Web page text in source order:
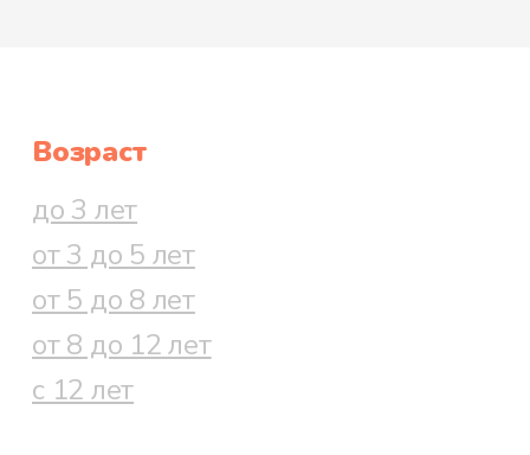
Сторожит избушку большая
сова,
Из трубы торчит Совиная голова,
Ночью Баба-Яга твоей иголкой
шьёт,
Возраст
до 3 лет
от 3 до 5 лет
от 5 до 8 лет
от 8 до 12 лет
с 12 лет